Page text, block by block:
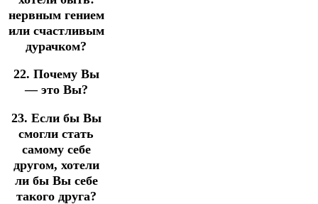
нервным гением
или счастливым
дурачком?
22. Почему Вы
— это Вы?
23. Если бы Вы
смогли стать
самому себе
другом, хотели
ли бы Вы себе
такого друга?